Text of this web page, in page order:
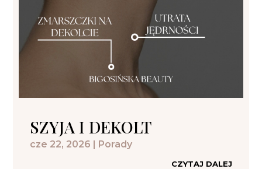
SZYJA I DEKOLT
cze 22, 2026 | Porady
CZYTAJ DALEJ